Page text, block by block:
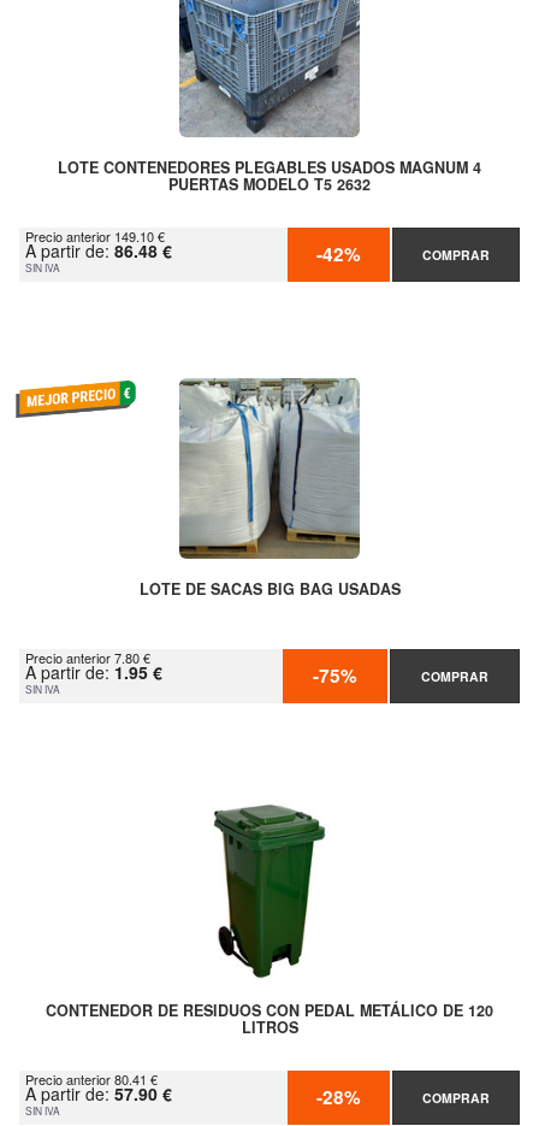
LOTE CONTENEDORES PLEGABLES USADOS MAGNUM 4
PUERTAS MODELO T5 2632
Precio anterior 149.10 €
A partir de: 86.48 €
SIN IVA -42% COMPRAR
LOTE DE SACAS BIG BAG USADAS
Precio anterior 7.80 €
A partir de: 1.95 €
SIN IVA -75% COMPRAR
CONTENEDOR DE RESIDUOS CON PEDAL METÁLICO DE 120
LITROS
Precio anterior 80.41 €
A partir de: 57.90 €
SIN IVA -28% COMPRAR